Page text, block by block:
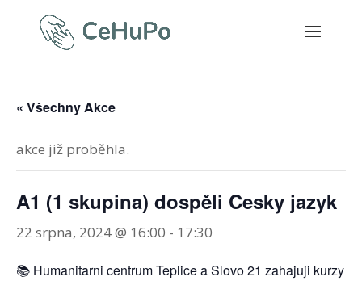
« Všechny Akce
akce již proběhla.
A1 (1 skupina) dospěli Cesky jazyk
22 srpna, 2024 @ 16:00 - 17:30
📚 Humanitarni centrum Teplice a Slovo 21 zahajuji kurzy